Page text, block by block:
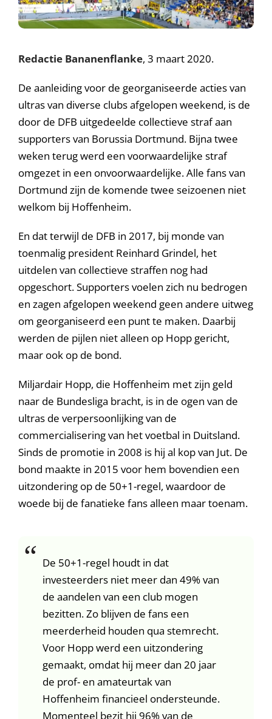
Redactie Bananenflanke, 3 maart 2020.
De aanleiding voor de georganiseerde acties van
ultras van diverse clubs afgelopen weekend, is de
door de DFB uitgedeelde collectieve straf aan
supporters van Borussia Dortmund. Bijna twee
weken terug werd een voorwaardelijke straf
omgezet in een onvoorwaardelijke. Alle fans van
Dortmund zijn de komende twee seizoenen niet
welkom bij Hoffenheim.
En dat terwijl de DFB in 2017, bij monde van
toenmalig president Reinhard Grindel, het
uitdelen van collectieve straffen nog had
opgeschort. Supporters voelen zich nu bedrogen
en zagen afgelopen weekend geen andere uitweg
om georganiseerd een punt te maken. Daarbij
werden de pijlen niet alleen op Hopp gericht,
maar ook op de bond.
Miljardair Hopp, die Hoffenheim met zijn geld
naar de Bundesliga bracht, is in de ogen van de
ultras de verpersoonlijking van de
commercialisering van het voetbal in Duitsland.
Sinds de promotie in 2008 is hij al kop van Jut. De
bond maakte in 2015 voor hem bovendien een
uitzondering op de 50+1-regel, waardoor de
woede bij de fanatieke fans alleen maar toenam.
De 50+1-regel houdt in dat
investeerders niet meer dan 49% van
de aandelen van een club mogen
bezitten. Zo blijven de fans een
meerderheid houden qua stemrecht.
Voor Hopp werd een uitzondering
gemaakt, omdat hij meer dan 20 jaar
de prof- en amateurtak van
Hoffenheim financieel ondersteunde.
Momenteel bezit hij 96% van de